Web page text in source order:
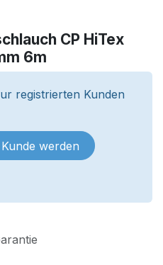
CP HiTex
6m
registrierten Kunden
werden